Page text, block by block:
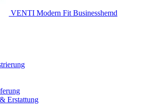
VENTI Modern Fit Businesshemd
Erstattung